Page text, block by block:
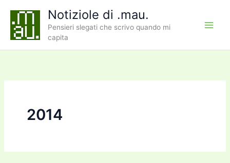
contenuto
Notiziole di .mau.
Pensieri slegati che scrivo quando mi
capita
2014